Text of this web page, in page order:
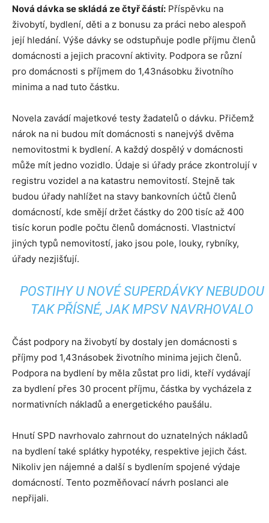
Nová dávka se skládá ze čtyř částí: Příspěvku na
živobytí, bydlení, děti a z bonusu za práci nebo alespoň
její hledání. Výše dávky se odstupňuje podle příjmu členů
domácnosti a jejich pracovní aktivity. Podpora se různí
pro domácnosti s příjmem do 1,43násobku životního
minima a nad tuto částku.
Novela zavádí majetkové testy žadatelů o dávku. Přičemž
nárok na ni budou mít domácnosti s nanejvýš dvěma
nemovitostmi k bydlení. A každý dospělý v domácnosti
může mít jedno vozidlo. Údaje si úřady práce zkontrolují v
registru vozidel a na katastru nemovitostí. Stejně tak
budou úřady nahlížet na stavy bankovních účtů členů
domácností, kde smějí držet částky do 200 tisíc až 400
tisíc korun podle počtu členů domácnosti. Vlastnictví
jiných typů nemovitostí, jako jsou pole, louky, rybníky,
úřady nezjišťují.
POSTIHY U NOVÉ SUPERDÁVKY NEBUDOU
TAK PŘÍSNÉ, JAK MPSV NAVRHOVALO
Část podpory na živobytí by dostaly jen domácnosti s
příjmy pod 1,43násobek životního minima jejich členů.
Podpora na bydlení by měla zůstat pro lidi, kteří vydávají
za bydlení přes 30 procent příjmu, částka by vycházela z
normativních nákladů a energetického paušálu.
Hnutí SPD navrhovalo zahrnout do uznatelných nákladů
na bydlení také splátky hypotéky, respektive jejich část.
Nikoliv jen nájemné a další s bydlením spojené výdaje
domácností. Tento pozměňovací návrh poslanci ale
nepřijali.